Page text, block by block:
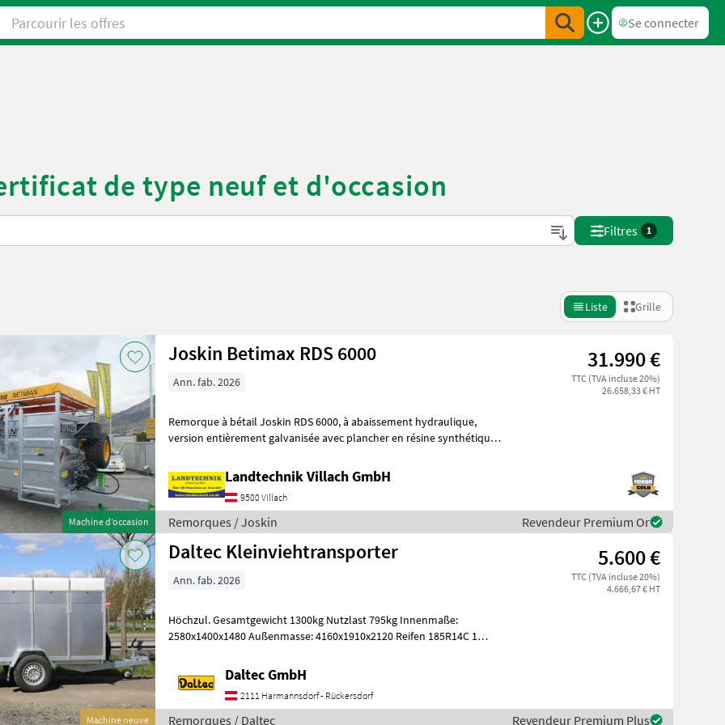
Parcourir les offres
Se connecter
de type neuf et d'occasion
Filtres 1
Liste Grille
Machine d’occasion
Joskin Betimax RDS 6000 31.990 €
TTC (TVA incluse 20%)
26.658,33 € HT
Ann. fab. 2026
Remorque à bétail Joskin RDS 6000, à abaissement hydraulique,
version entièrement galvanisée avec plancher en résine synthétique,
Landtechnik Villach GmbH
9500 Villach
Remorques / Joskin Revendeur Premium Or
Machine neuve
Daltec Kleinviehtransporter 5.600 €
TTC (TVA incluse 20%)
4.666,67 € HT
Ann. fab. 2026
Höchzul. Gesamtgewicht 1300kg Nutzlast 795kg Innenmaße:
2580x1400x1480 Außenmasse: 4160x1910x2120 Reifen 185R14C 1
Daltec GmbH
2111 Harmannsdorf - Rückersdorf
Remorques / Daltec Revendeur Premium Plus